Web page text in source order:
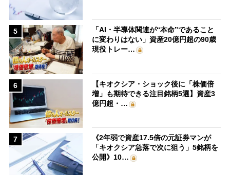
5
「AI・半導体関連が“本命”であること
に変わりはない」資産20億円超の90歳
現役トレー…
6
【キオクシア・ショック後に「株価倍
増」も期待できる注目銘柄5選】資産3
億円超・…
7
《2年弱で資産17.5倍の元証券マンが
「キオクシア急落で次に狙う」5銘柄を
公開》10…